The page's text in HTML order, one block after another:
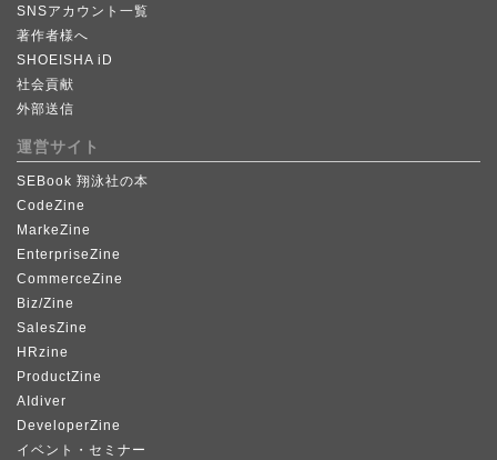
SNSアカウント一覧
著作者様へ
SHOEISHA iD
社会貢献
外部送信
運営サイト
SEBook 翔泳社の本
CodeZine
MarkeZine
EnterpriseZine
CommerceZine
Biz/Zine
SalesZine
HRzine
ProductZine
AIdiver
DeveloperZine
イベント・セミナー